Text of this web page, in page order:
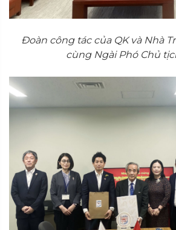
Đoàn công tác của QK và Nhà
cùng Ngài Phó Chủ